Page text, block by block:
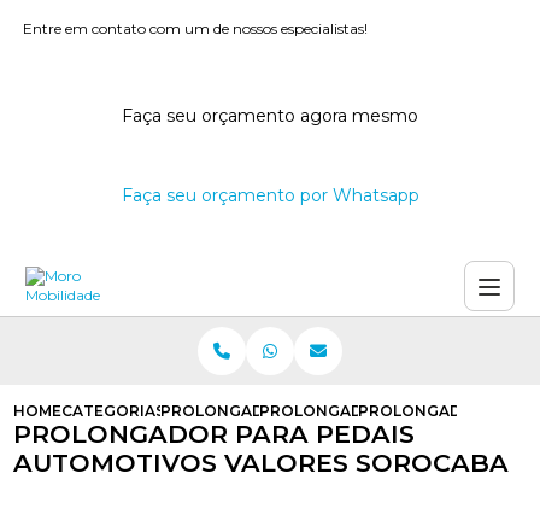
Entre em contato com um de nossos especialistas!
Faça seu orçamento agora mesmo
Faça seu orçamento por Whatsapp
HOMECATEGORIASPROLONGADOR DE PEDAIS
PROLONGADOR DE PEDAIS
PROLONGADOR PARA
PROLONGADOR PARA PEDAIS
AUTOMOTIVOS VALORES SOROCABA